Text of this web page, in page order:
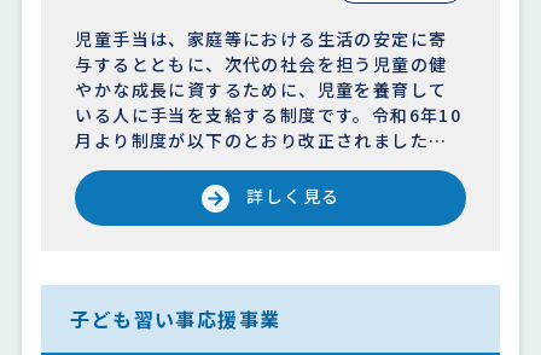
児童手当は、家庭等における生活の安定に寄
与するとともに、次代の社会を担う児童の健
やかな成長に資するために、児童を養育して
いる人に手当を支給する制度です。令和6年10
月より制度が以下のとおり改正されました…
詳しく見る
子ども習い事応援事業